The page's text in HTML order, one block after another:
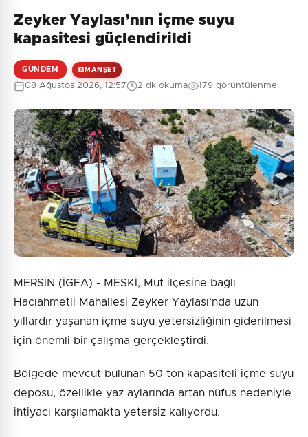
Zeyker Yaylası’nın içme suyu
kapasitesi güçlendirildi
GÜNDEM MANŞET
08 Ağustos 2026, 12:57 2 dk okuma 179 görüntülenme
MERSİN (İGFA) - MESKİ, Mut ilçesine bağlı
Hacıahmetli Mahallesi Zeyker Yaylası’nda uzun
yıllardır yaşanan içme suyu yetersizliğinin giderilmesi
için önemli bir çalışma gerçekleştirdi.
Bölgede mevcut bulunan 50 ton kapasiteli içme suyu
deposu, özellikle yaz aylarında artan nüfus nedeniyle
ihtiyacı karşılamakta yetersiz kalıyordu.